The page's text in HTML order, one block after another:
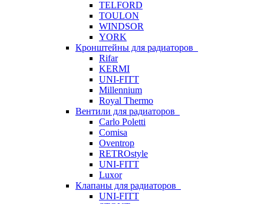
TELFORD
TOULON
WINDSOR
YORK
Кронштейны для радиаторов
Rifar
KERMI
UNI-FITT
Millennium
Royal Thermo
Вентили для радиаторов
Carlo Poletti
Comisa
Oventrop
RETROstyle
UNI-FITT
Luxor
Клапаны для радиаторов
UNI-FITT